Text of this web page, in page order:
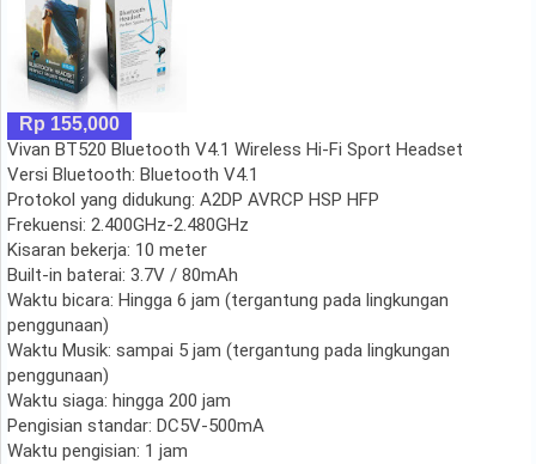
Rp 155,000
Vivan BT520 Bluetooth V4.1 Wireless Hi-Fi Sport Headset
Versi Bluetooth: Bluetooth V4.1
Protokol yang didukung: A2DP AVRCP HSP HFP
Frekuensi: 2.400GHz-2.480GHz
Kisaran bekerja: 10 meter
Built-in baterai: 3.7V / 80mAh
Waktu bicara: Hingga 6 jam (tergantung pada lingkungan
penggunaan)
Waktu Musik: sampai 5 jam (tergantung pada lingkungan
penggunaan)
Waktu siaga: hingga 200 jam
Pengisian standar: DC5V-500mA
Waktu pengisian: 1 jam